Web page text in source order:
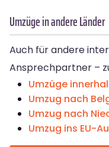
Umzüge in andere Länder
Auch für andere
Ansprechpartner –
Umzüge
Umzug nach
Umzug nach
Umzug ins EU-